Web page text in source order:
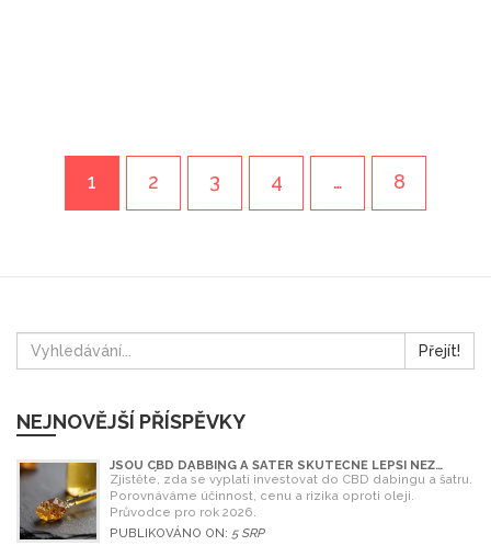
1 2 3 4 … 8
Přejít!
NEJNOVĚJŠÍ PŘÍSPĚVKY
JSOU CBD DABBING A ŠATER SKUTEČNĚ LEPŠÍ NEŽ
OLEJ? ÚPLNÝ PRŮVODCE
Zjistěte, zda se vyplatí investovat do CBD dabingu a šatru.
Porovnáváme účinnost, cenu a rizika oproti oleji.
Průvodce pro rok 2026.
PUBLIKOVÁNO ON: 5 SRP